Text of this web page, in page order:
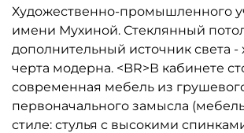
Художественно-промышленного
имени Мухиной. Стеклянный
дополнительный источник света -
черта модерна. <BR>В кабинете
современная мебель из
первоначального замысла
стиле: стулья с высокими